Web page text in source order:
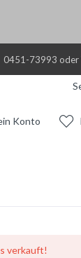
0451-73993
Konto
verkauft!